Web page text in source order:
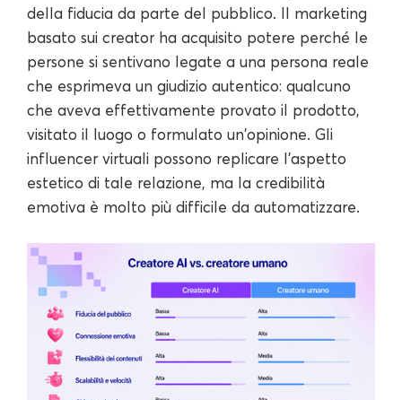
della fiducia da parte del pubblico. Il marketing
basato sui creator ha acquisito potere perché le
persone si sentivano legate a una persona reale
che esprimeva un giudizio autentico: qualcuno
che aveva effettivamente provato il prodotto,
visitato il luogo o formulato un'opinione. Gli
influencer virtuali possono replicare l'aspetto
estetico di tale relazione, ma la credibilità
emotiva è molto più difficile da automatizzare.